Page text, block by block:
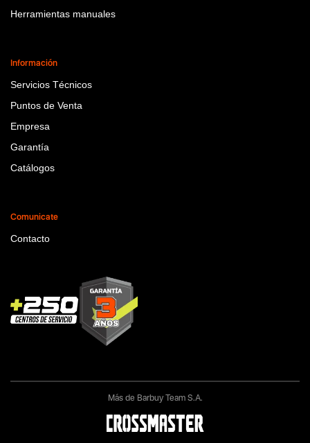
Herramientas manuales
Información
Servicios Técnicos
Puntos de Venta
Empresa
Garantía
Catálogos
Comunicate
Contacto
Más de Barbuy Team S.A.